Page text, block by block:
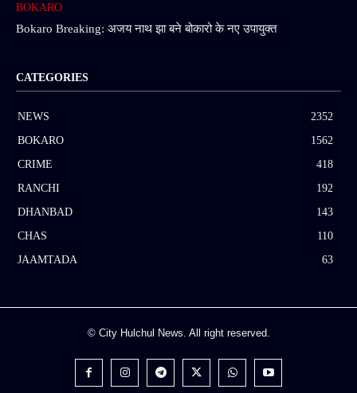
BOKARO
Bokaro Breaking: अजय नाथ झा बने बोकारो के नए उपायुक्त
CATEGORIES
NEWS
2352
BOKARO
1562
CRIME
418
RANCHI
192
DHANBAD
143
CHAS
110
JAAMTADA
63
© City Hulchul News. All right reserved.